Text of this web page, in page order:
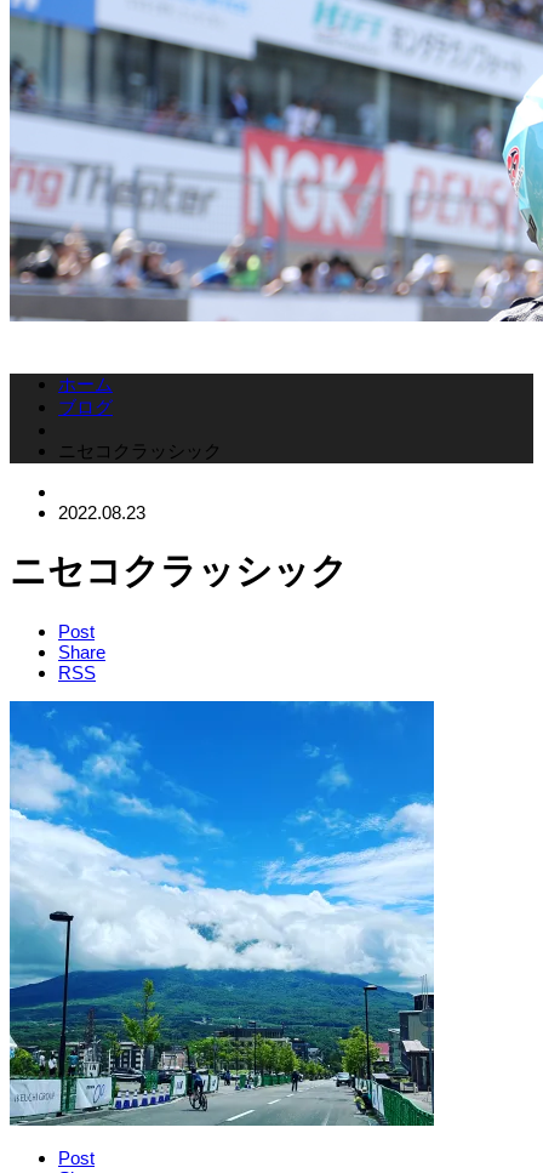
ホーム
ブログ
ニセコクラッシック
2022.08.23
ニセコクラッシック
Post
Share
RSS
Post